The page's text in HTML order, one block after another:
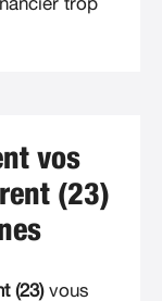
trop
vos
(23)
(23)vous